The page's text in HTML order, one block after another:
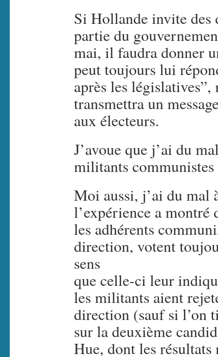
Si Hollande invite des
partie du
mai, il faudra donner
peut toujours lui
après les
transmettra un
aux électeurs.
J’avoue que j’ai du
militants communistes
Moi aussi, j’ai du mal
l’expérience a
les adhérents
direction, votent
sens
que celle-ci leur
les militants aient
direction (sauf si l’on
sur la deuxième
Hue, dont les